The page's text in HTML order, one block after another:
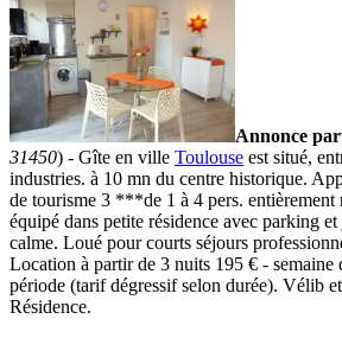
Annonce
31450) - Gîte en ville Toulouse est situé,
industries. à 10 mn du centre historique.
de tourisme 3 ***de 1 à 4 pers. entièrement
équipé dans petite résidence avec parking
calme. Loué pour courts séjours
Location à partir de 3 nuits 195 € - semaine
période (tarif dégressif selon durée). Vélib
Résidence.